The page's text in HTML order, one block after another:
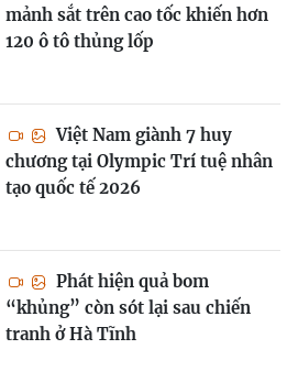
mảnh sắt trên cao tốc khiến hơn
120 ô tô thủng lốp
Việt Nam giành 7 huy
chương tại Olympic Trí tuệ nhân
tạo quốc tế 2026
Phát hiện quả bom
“khủng” còn sót lại sau chiến
tranh ở Hà Tĩnh